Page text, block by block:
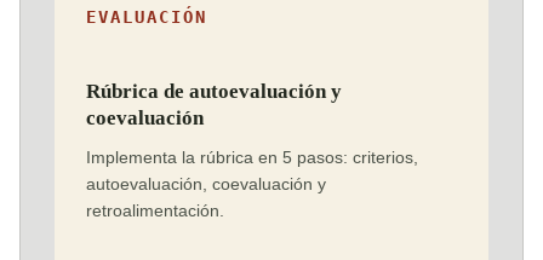
EVALUACIÓN
Rúbrica de autoevaluación y
coevaluación
Implementa la rúbrica en 5 pasos: criterios,
autoevaluación, coevaluación y
retroalimentación.